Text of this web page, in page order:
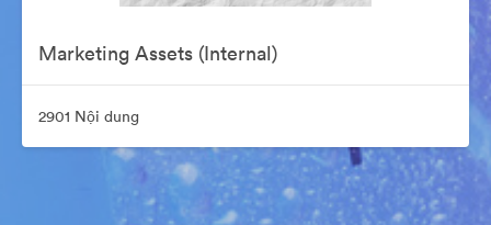
Marketing Assets (Internal)
2901 Nội dung